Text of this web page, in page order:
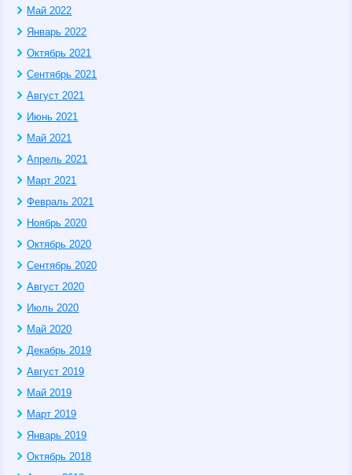
Май 2022
Январь 2022
Октябрь 2021
Сентябрь 2021
Август 2021
Июнь 2021
Май 2021
Апрель 2021
Март 2021
Февраль 2021
Ноябрь 2020
Октябрь 2020
Сентябрь 2020
Август 2020
Июль 2020
Май 2020
Декабрь 2019
Август 2019
Май 2019
Март 2019
Январь 2019
Октябрь 2018